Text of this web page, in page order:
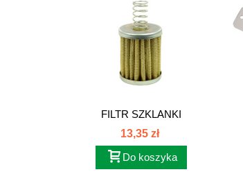
FILTR SZKLANKI
ODSTOJNIKA 624722...
13,35 zł
Do koszyka